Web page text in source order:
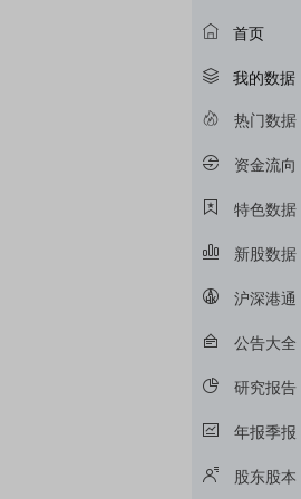
首页
我的数据
热门数据
资金流向
特色数据
新股数据
沪深港通
公告大全
研究报告
年报季报
股东股本